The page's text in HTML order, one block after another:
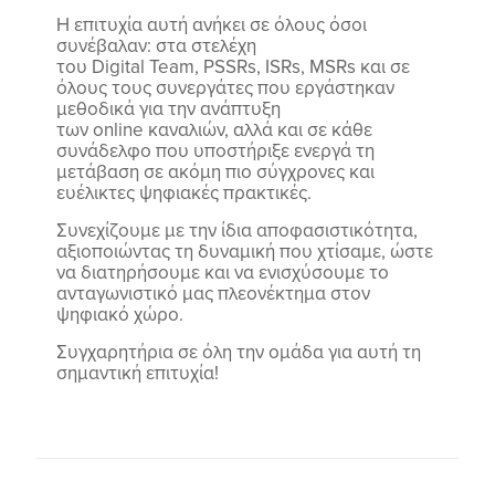
Η επιτυχία αυτή ανήκει σε όλους όσοι
συνέβαλαν: στα στελέχη
του Digital Team, PSSRs, ISRs, MSRs και σε
όλους τους συνεργάτες που εργάστηκαν
μεθοδικά για την ανάπτυξη
των online καναλιών, αλλά και σε κάθε
συνάδελφο που υποστήριξε ενεργά τη
μετάβαση σε ακόμη πιο σύγχρονες και
ευέλικτες ψηφιακές πρακτικές.
Συνεχίζουμε με την ίδια αποφασιστικότητα,
αξιοποιώντας τη δυναμική που χτίσαμε, ώστε
να διατηρήσουμε και να ενισχύσουμε το
ανταγωνιστικό μας πλεονέκτημα στον
ψηφιακό χώρο.
Συγχαρητήρια σε όλη την ομάδα για αυτή τη
σημαντική επιτυχία!